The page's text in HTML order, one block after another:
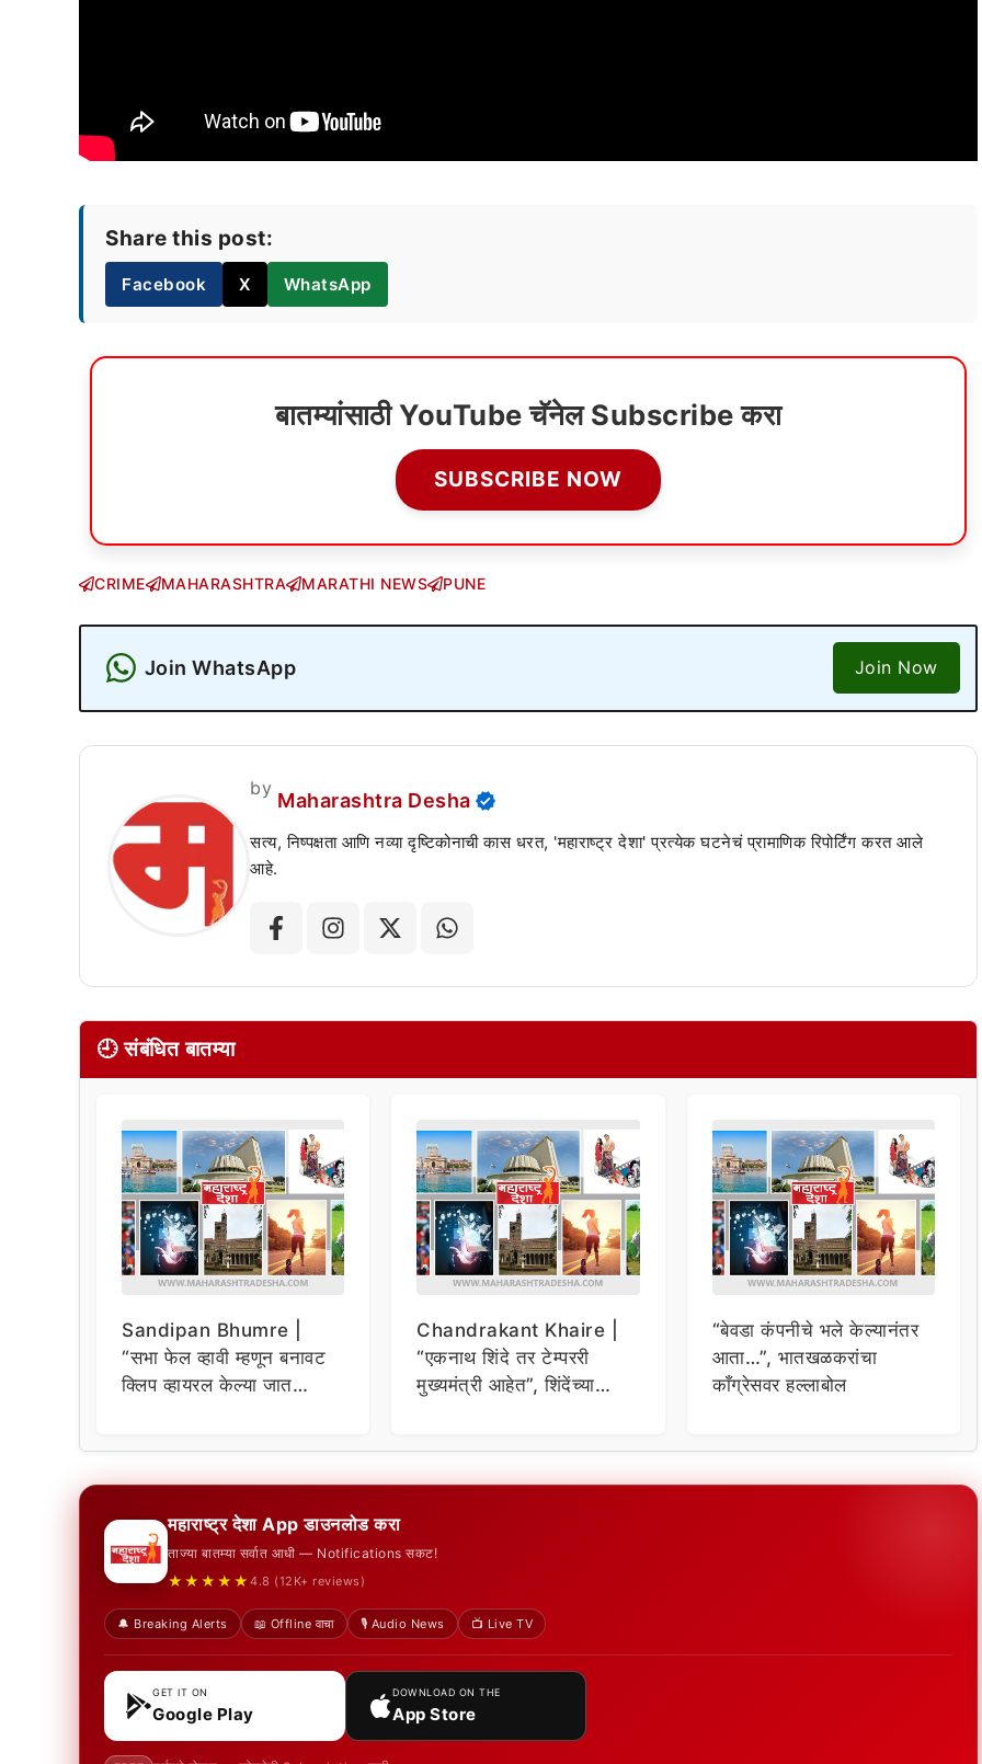
Share this post:
Facebook X WhatsApp
बातम्यांसाठी YouTube चॅनेल Subscribe करा
SUBSCRIBE NOW
CRIME MAHARASHTRA MARATHI NEWS PUNE
Join WhatsApp Join Now
by
Maharashtra Desha
सत्य, निष्पक्षता आणि नव्या दृष्टिकोनाची कास धरत, 'महाराष्ट्र देशा' प्रत्येक घटनेचं प्रामाणिक रिपोर्टिंग करत आले
आहे.
🕘 संबंधित बातम्या
Sandipan Bhumre |
“सभा फेल व्हावी म्हणून बनावट
क्लिप व्हायरल केल्या जात
Chandrakant Khaire |
“एकनाथ शिंदे तर टेम्पररी
मुख्यमंत्री आहेत”, शिंदेंच्या
“बेवडा कंपनीचे भले केल्यानंतर
आता…”, भातखळकरांचा
काँग्रेसवर हल्लाबोल
महाराष्ट्र देशा App डाउनलोड करा
ताज्या बातम्या सर्वात आधी — Notifications सकट!
★★★★★ 4.8 (12K+ reviews)
🔔 Breaking Alerts 📖 Offline वाचा 🎙️ Audio News 📺 Live TV
GET IT ON
Google Play
DOWNLOAD ON THE
App Store